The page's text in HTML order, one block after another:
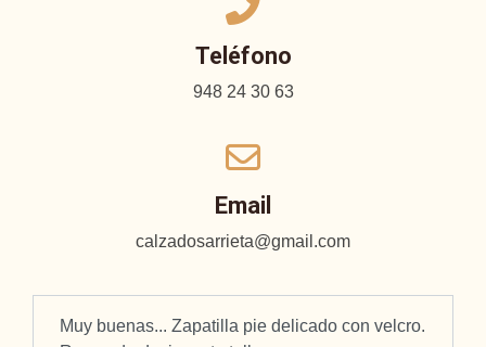
Teléfono
948 24 30 63
Email
calzadosarrieta@gmail.com